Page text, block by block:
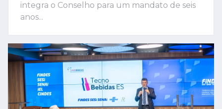
integra o Conselho para um mandato de seis
anos...